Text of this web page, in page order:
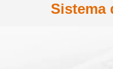
Sistema